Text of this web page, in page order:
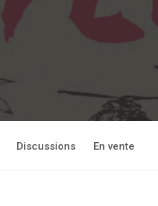
Discussions En vente